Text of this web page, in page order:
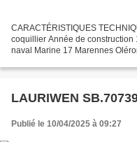
CARACTÉRISTIQUES
coquillier Année de construction
naval Marine 17 Marennes
LAURIWEN
Publié le 10/04/2025 à 09:27